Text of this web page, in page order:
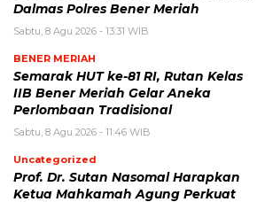
Dalmas Polres Bener Meriah
Sabtu, 8 Agu 2026 - 13:31 WIB
BENER MERIAH
Semarak HUT ke-81 RI, Rutan Kelas
IIB Bener Meriah Gelar Aneka
Perlombaan Tradisional
Sabtu, 8 Agu 2026 - 11:46 WIB
Uncategorized
Prof. Dr. Sutan Nasomal Harapkan
Ketua Mahkamah Agung Perkuat